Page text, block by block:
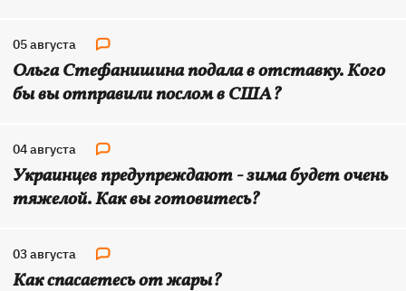
05 августа
Ольга Стефанишина подала в отставку. Кого
бы вы отправили послом в США?
04 августа
Украинцев предупреждают - зима будет очень
тяжелой. Как вы готовитесь?
03 августа
Как спасаетесь от жары?